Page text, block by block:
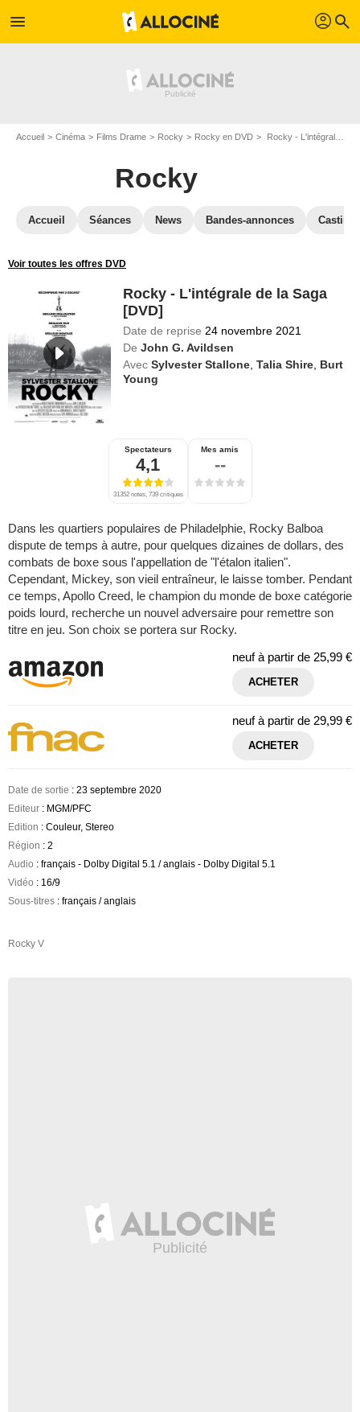
menu profil search
Accueil Cinéma Films Drame Rocky Rocky en DVD Rocky - L'intégrale de la Saga [DVD]
Rocky
Accueil Séances News Bandes-annonces Casting
Voir toutes les offres DVD
Rocky - L'intégrale de la Saga
[DVD]
Date de reprise 24 novembre 2021
De John G. Avildsen
Avec Sylvester Stallone ,Talia Shire Burt
Young
Spectateurs
4,1
31352 notes, 739 critiques
Mes amis
--
Dans les quartiers populaires de Philadelphie, Rocky Balboa
dispute de temps à autre, pour quelques dizaines de dollars, des
combats de boxe sous l'appellation de "l'étalon italien".
Cependant, Mickey, son vieil entraîneur, le laisse tomber. Pendant
ce temps, Apollo Creed, le champion du monde de boxe catégorie
poids lourd, recherche un nouvel adversaire pour remettre son
titre en jeu. Son choix se portera sur Rocky.
neuf à partir de 25,99 €
ACHETER
neuf à partir de 29,99 €
ACHETER
Date de sortie : 23 septembre 2020
Editeur : MGM/PFC
Edition : Couleur, Stereo
Région : 2
Audio : français - Dolby Digital 5.1 / anglais - Dolby Digital 5.1
Vidéo : 16/9
Sous-titres : français / anglais
Rocky V